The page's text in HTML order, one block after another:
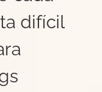
difícil